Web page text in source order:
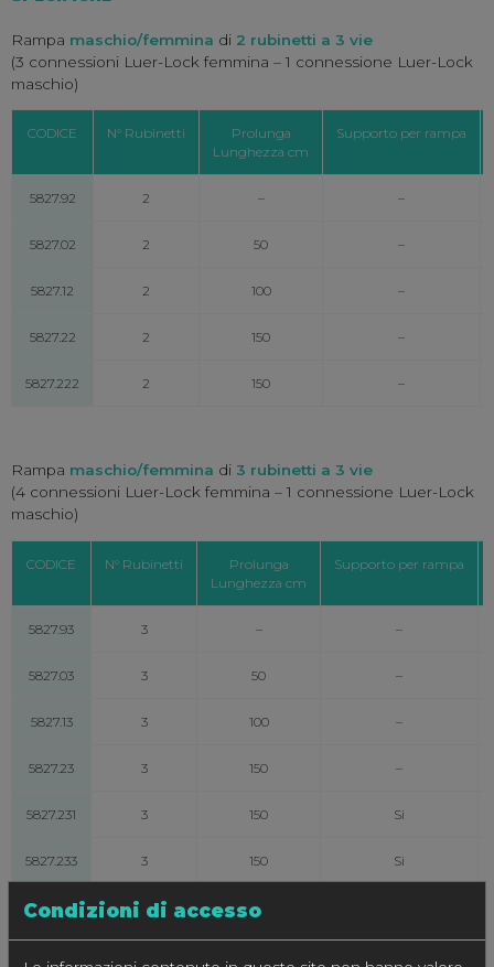
Condizioni di accesso
Rampa maschio/femmina di 2 rubinetti a 3 vie
(3 connessioni Luer-Lock femmina – 1 connessione Luer-Lock
maschio)
CODICE N° Rubinetti
Prolunga
Lunghezza cm
Supporto per rampa
5827.92 2 – –
5827.02 2 50 –
5827.12 2 100 –
5827.22 2 150 –
5827.222 2 150 –
Rampa maschio/femmina di 3 rubinetti a 3 vie
(4 connessioni Luer-Lock femmina – 1 connessione Luer-Lock
maschio)
CODICE N° Rubinetti
Prolunga
Lunghezza cm
Supporto per rampa
5827.93 3 – –
5827.03 3 50 –
5827.13 3 100 –
5827.23 3 150 –
5827.231 3 150 Si
5827.233 3 150 Si